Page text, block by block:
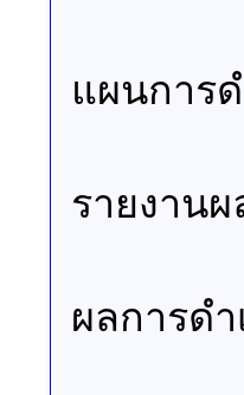
แผนการ
รายงาน
ผลการด